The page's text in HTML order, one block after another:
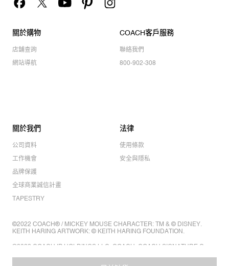
關於購物
店舖查詢
網站導航
COACH客戶服務
聯絡我們
800-902-308
關於我們
公司資料
工作機會
品牌保護
全球商業誠信計畫
TAPESTRY
法律
使用條款
安全與隱私
©2022 COACH® / MICKEY MOUSE CHARACTER: TM & © DISNEY.
KEITH HARING ARTWORK: © KEITH HARING FOUNDATION.
©2022 COACH IP HOLDINGS LLC. COACH, COACH SIGNATURE C